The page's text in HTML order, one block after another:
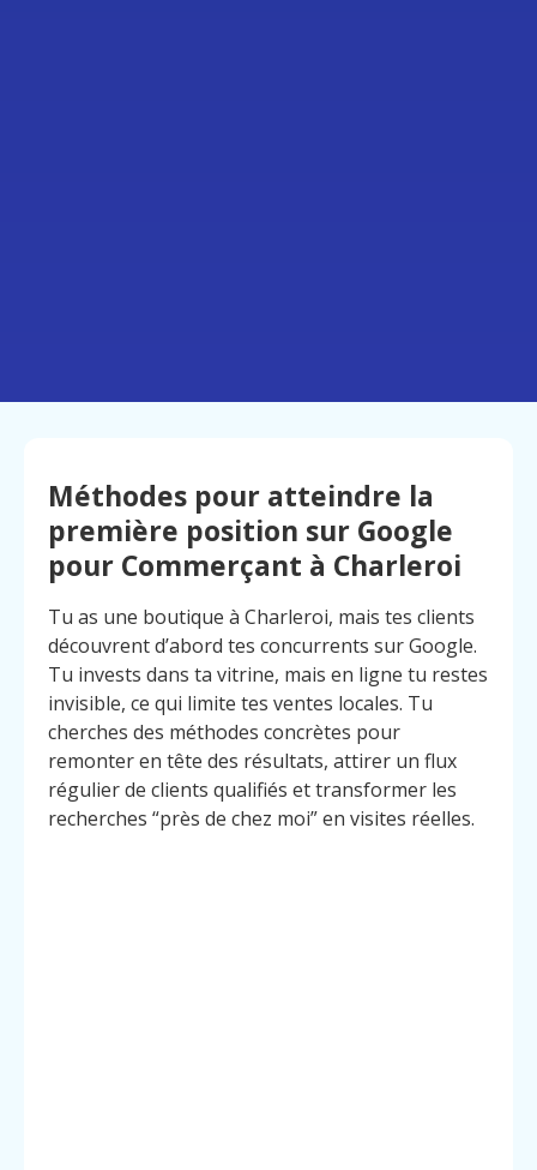
Méthodes pour atteindre la
première position sur Google
pour Commerçant à Charleroi
Tu as une boutique à Charleroi, mais tes clients
découvrent d’abord tes concurrents sur Google.
Tu invests dans ta vitrine, mais en ligne tu restes
invisible, ce qui limite tes ventes locales. Tu
cherches des méthodes concrètes pour
remonter en tête des résultats, attirer un flux
régulier de clients qualifiés et transformer les
recherches “près de chez moi” en visites réelles.